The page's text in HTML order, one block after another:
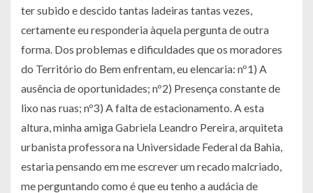
ter subido e descido tantas ladeiras tantas vezes,
certamente eu responderia àquela pergunta de outra
forma. Dos problemas e dificuldades que os moradores
do Território do Bem enfrentam, eu elencaria: nº1) A
ausência de oportunidades; nº2) Presença constante de
lixo nas ruas; nº3) A falta de estacionamento. A esta
altura, minha amiga Gabriela Leandro Pereira, arquiteta
urbanista professora na Universidade Federal da Bahia,
estaria pensando em me escrever um recado malcriado,
me perguntando como é que eu tenho a audácia de